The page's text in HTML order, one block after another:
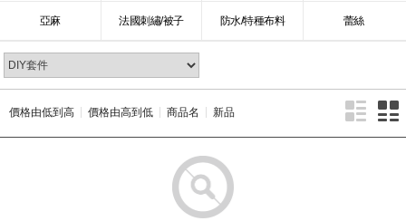
亞麻 法國刺繡/被子 防水/特種布料 蕾絲
價格由低到高 價格由高到低 商品名 新品